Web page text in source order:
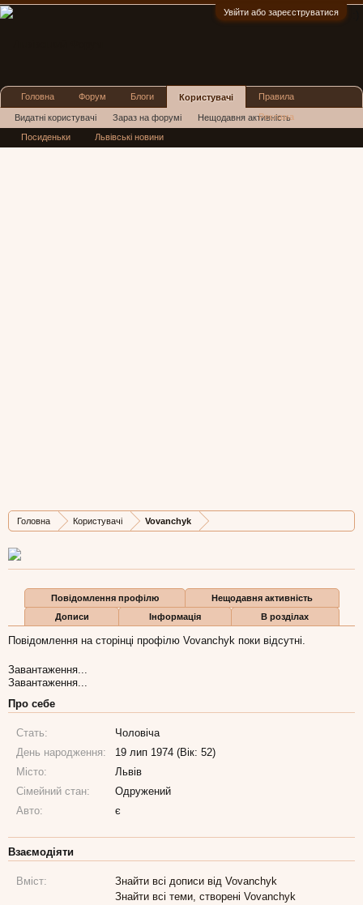
Увійти або зареєструватися
Головна Користувачі Vovanchyk
Дописів
0
Карма
0
Бали
0
Повідомлення профілю
Нещодавня активність
Дописи
Інформація В розділах
Повідомлення на сторінці профілю Vovanchyk поки відсутні.
Завантаження...
Завантаження...
Про себе
Стать:
Чоловіча
День народження:
19 лип 1974 (Вік: 52)
Місто:
Львів
Сімейний стан:
Одружений
Авто:
є
Взаємодіяти
Вміст:
Знайти всі дописи від Vovanchyk
Знайти всі теми, створені Vovanchyk
Головна Форум Блоги Користувачі
Видатні користувачі Зараз на форумі Нещодавня активність
Нові повідомлення профілю
Правила
Реклама
Посиденьки Львівські новини